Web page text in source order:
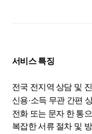
서비스 특징
전국 전지역 상담 및
신용·소득 무관 간편
전화 또는 문자 한 통
복잡한 서류 절차 및